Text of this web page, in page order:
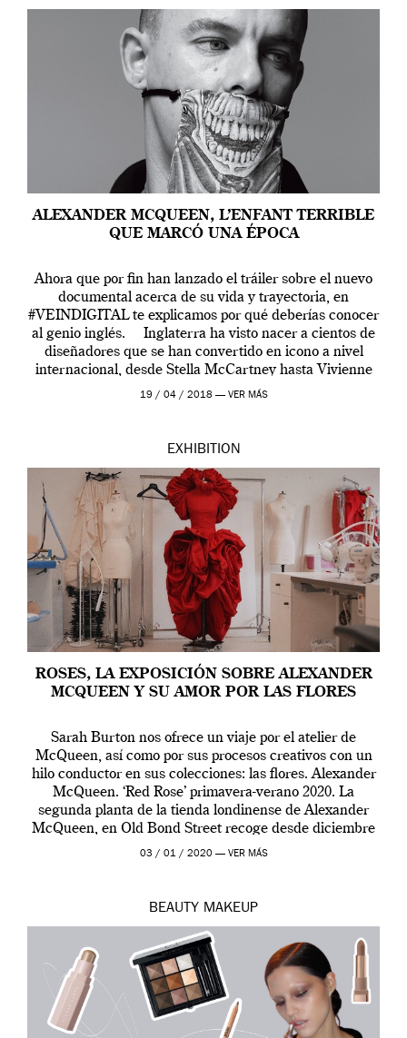
ALEXANDER MCQUEEN, L’ENFANT TERRIBLE
QUE MARCÓ UNA ÉPOCA
Ahora que por fin han lanzado el tráiler sobre el nuevo
documental acerca de su vida y trayectoria, en
#VEINDIGITAL te explicamos por qué deberías conocer
al genio inglés. Inglaterra ha visto nacer a cientos de
diseñadores que se han convertido en icono a nivel
internacional, desde Stella McCartney hasta Vivienne
Westwood pasando […]
19 / 04 / 2018 — VER MÁS
EXHIBITION
ROSES, LA EXPOSICIÓN SOBRE ALEXANDER
MCQUEEN Y SU AMOR POR LAS FLORES
Sarah Burton nos ofrece un viaje por el atelier de
McQueen, así como por sus procesos creativos con un
hilo conductor en sus colecciones: las flores. Alexander
McQueen. ‘Red Rose’ primavera-verano 2020. La
segunda planta de la tienda londinense de Alexander
McQueen, en Old Bond Street recoge desde diciembre
de 2019 hasta final de abril […]
03 / 01 / 2020 — VER MÁS
BEAUTY MAKEUP